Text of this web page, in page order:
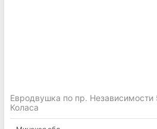
Евродвушка по пр.
Коласа